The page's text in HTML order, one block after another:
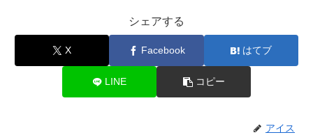
シェアする
X Facebook はてブ
LINE コピー
アイス